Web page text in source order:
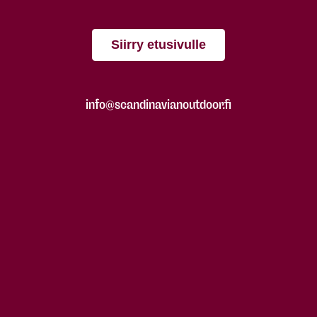
Siirry etusivulle
info@scandinavianoutdoor.fi